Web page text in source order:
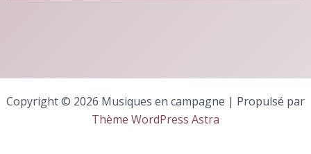
Copyright © 2026 Musiques en campagne | Propulsé par
Thème WordPress Astra